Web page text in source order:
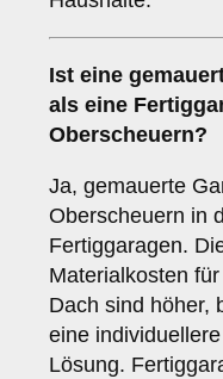
Ist eine
als eine
Oberscheuern?
Ja, gemauerte
Oberscheuern in
Fertiggaragen.
Materialkosten
Dach sind höher,
eine
Lösung.